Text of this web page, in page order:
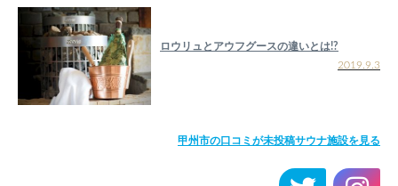
ロウリュとアウフグースの違いとは!?
2019.9.3
甲州市の口コミが未投稿サウナ施設を見る